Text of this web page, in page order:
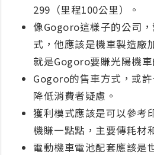
299（里程100公里）。
像Gogoro這樣子的公司
式，他應該是機車製造廠
就是Gogoro要賺光陽機
Gogoro的售車方式，或
降低消費者疑慮。
獲利模式應該是可以參考
機賺一點點，主要傳耗材
電動機車電池配套應該是